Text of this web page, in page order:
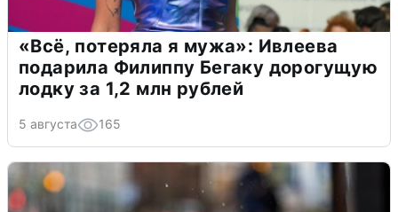
«Всё, потеряла я мужа»: Ивлеева
подарила Филиппу Бегаку дорогущую
лодку за 1,2 млн рублей
5 августа 165